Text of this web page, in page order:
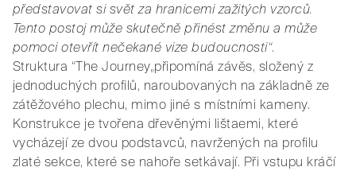
představovat si svět za hranicemi zažitých vzorců.
Tento postoj může skutečně přinést změnu a může
pomoci otevřít nečekané vize budoucnosti“.
Struktura “The Journey„připomíná závěs, složený z
jednoduchých profilů, naroubovaných na základně ze
zátěžového plechu, mimo jiné s místními kameny.
Konstrukce je tvořena dřevěnými lištaemi, které
vycházejí ze dvou podstavců, navržených na profilu
zlaté sekce, které se nahoře setkávají. Při vstupu kráčí